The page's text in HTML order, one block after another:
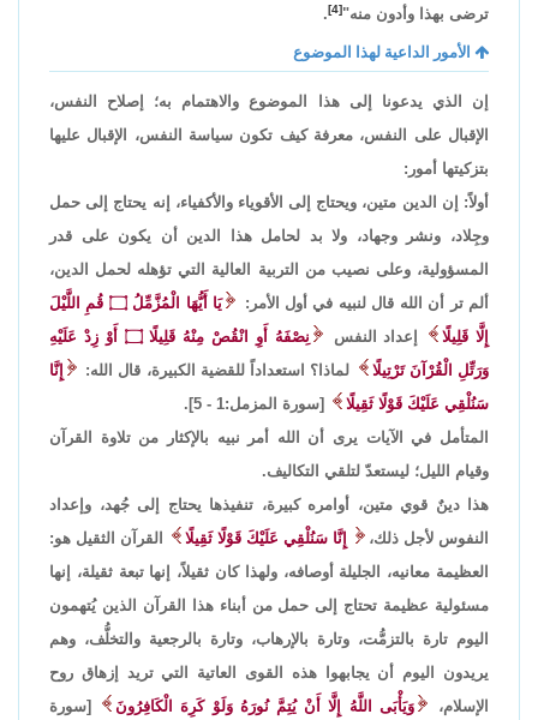
ترضى بهذا وأدون منه"[4]
.
الأمور الداعية لهذا الموضوع
إن الذي يدعونا إلى هذا الموضوع والاهتمام به؛ إصلاح النفس،
الإقبال على النفس، معرفة كيف تكون سياسة النفس، الإقبال عليها
بتزكيتها أمور:
أولاً: إن الدين متين، ويحتاج إلى الأقوياء والأكفياء، إنه يحتاج إلى حمل
وجِلاد، ونشر وجهاد، ولا بد لحامل هذا الدين أن يكون على قدر
المسؤولية، وعلى نصيب من التربية العالية التي تؤهله لحمل الدين،
ألم تر أن الله قال لنبيه في أول الأمر:
يَا أَيُّهَا الْمُزَّمِّلُ ۝ قُمِ اللَّيْلَ
إِلَّا قَلِيلًا
إعداد النفس
نِصْفَهُ أَوِ انْقُصْ مِنْهُ قَلِيلًا ۝ أَوْ زِدْ عَلَيْهِ
وَرَتِّلِ الْقُرْآنَ تَرْتِيلًا
لماذا؟ استعداداً للقضية الكبيرة، قال الله:
إِنَّا
سَنُلْقِي عَلَيْكَ قَوْلًا ثَقِيلًا
[سورة المزمل:1 - 5].
المتأمل في الآيات يرى أن الله أمر نبيه بالإكثار من تلاوة القرآن
وقيام الليل؛ ليستعدّ لتلقي التكاليف.
هذا دينٌ قوي متين، أوامره كبيرة، تنفيذها يحتاج إلى جُهد، وإعداد
النفوس لأجل ذلك،
إِنَّا سَنُلْقِي عَلَيْكَ قَوْلًا ثَقِيلًا
القرآن الثقيل هو:
العظيمة معانيه، الجليلة أوصافه، ولهذا كان ثقيلاً، إنها تبعة ثقيلة، إنها
مسئولية عظيمة تحتاج إلى حمل من أبناء هذا القرآن الذين يُتهمون
اليوم تارة بالتزمُّت، وتارة بالإرهاب، وتارة بالرجعية والتخلُّف، وهم
يريدون اليوم أن يجابهوا هذه القوى العاتية التي تريد إزهاق روح
الإسلام،
وَيَأْبَى اللَّهُ إِلَّا أَنْ يُتِمَّ نُورَهُ وَلَوْ كَرِهَ الْكَافِرُونَ
[سورة